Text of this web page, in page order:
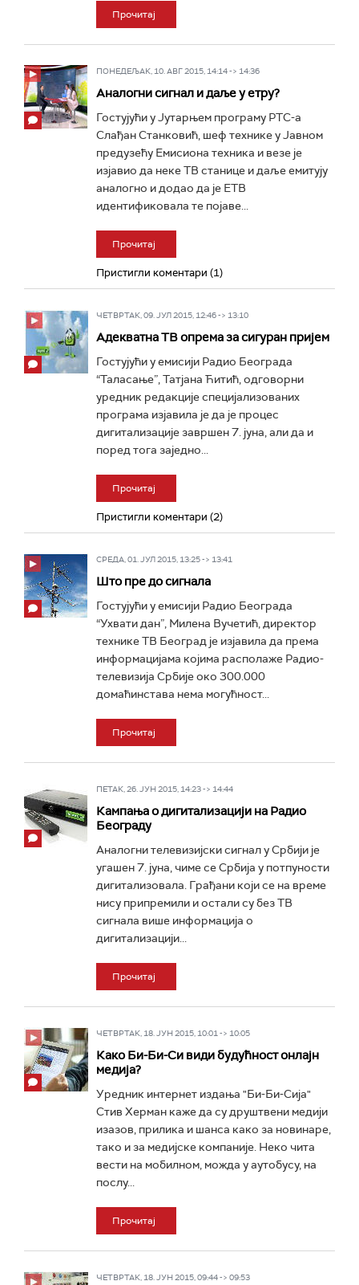
Прочитај
ПОНЕДЕЉАК, 10. АВГ 2015, 14:14 -> 14:36
Аналогни сигнал и даље у етру?
Гостујући у Јутарњем програму РТС-а
Слађан Станковић, шеф технике у Јавном
предузећу Емисиона техника и везе је
изјавио да неке ТВ станице и даље емитују
аналогно и додао да је ЕТВ
идентификовала те појаве...
Прочитај
Пристигли коментари (1)
ЧЕТВРТАК, 09. ЈУЛ 2015, 12:46 -> 13:10
Адекватна ТВ опрема за сигуран пријем
Гостујући у емисији Радио Београда
“Таласање”, Татјана Ћитић, одговорни
уредник редакције специјализованих
програма изјавила је да je процес
дигитализације завршен 7. јуна, али да и
поред тога заједно...
Прочитај
Пристигли коментари (2)
СРЕДА, 01. ЈУЛ 2015, 13:25 -> 13:41
Што пре до сигнала
Гостујући у емисији Радио Београда
“Ухвати дан”, Милена Вучетић, директор
технике ТВ Београд је изјавила да према
информацијама којима располаже Радио-
телевизија Србије око 300.000
домаћинстава нема могућност...
Прочитај
ПЕТАК, 26. ЈУН 2015, 14:23 -> 14:44
Кампања о дигитализацији на Радио
Београду
Аналогни телевизијски сигнал у Србији је
угашен 7. јуна, чиме се Србија у потпуности
дигитализовала. Грађани који се на време
нису припремили и остали су без ТВ
сигнала више информација о
дигитализацији...
Прочитај
ЧЕТВРТАК, 18. ЈУН 2015, 10:01 -> 10:05
Како Би-Би-Си види будућност онлајн
медија?
Уредник интернет издања "Би-Би-Сија"
Стив Херман каже да су друштвени медији
изазов, прилика и шанса како за новинаре,
тако и за медијске компаније. Неко чита
вести на мобилном, можда у аутобусу, на
послу...
Прочитај
ЧЕТВРТАК, 18. ЈУН 2015, 09:44 -> 09:53